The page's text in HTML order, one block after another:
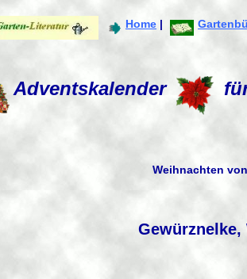
Home |
Adventskalender
Weihnachten